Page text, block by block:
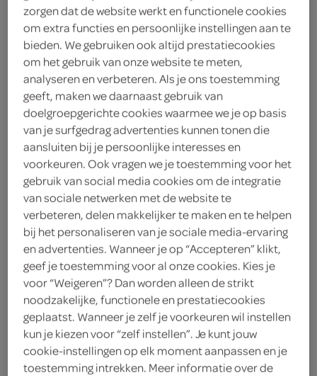
Gulden Draak
Speciaalbier Fles 33 Cl
Gulden Draak
< 25 jaar? Laat je
legitimatie zien
< 18 jaar verkopen wij
geen alcohol
meer
informatie
330 Milliliter
zorgen dat de website werkt en functionele cookies
om extra functies en persoonlijke instellingen aan te
bieden. We gebruiken ook altijd prestatiecookies
om het gebruik van onze website te meten,
analyseren en verbeteren. Als je ons toestemming
geeft, maken we daarnaast gebruik van
doelgroepgerichte cookies waarmee we je op basis
van je surfgedrag advertenties kunnen tonen die
aansluiten bij je persoonlijke interesses en
voorkeuren. Ook vragen we je toestemming voor het
gebruik van social media cookies om de integratie
van sociale netwerken met de website te
verbeteren, delen makkelijker te maken en te helpen
bij het personaliseren van je sociale media-ervaring
en advertenties. Wanneer je op “Accepteren” klikt,
geef je toestemming voor al onze cookies. Kies je
voor “Weigeren”? Dan worden alleen de strikt
noodzakelijke, functionele en prestatiecookies
geplaatst. Wanneer je zelf je voorkeuren wil instellen
kun je kiezen voor “zelf instellen”. Je kunt jouw
cookie-instellingen op elk moment aanpassen en je
toestemming intrekken. Meer informatie over de